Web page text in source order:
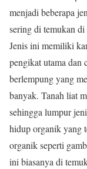
menjadi beberapa
sering di temukan di
Jenis ini memiliki
pengikat utama dan
berlempung yang
banyak. Tanah liat
sehingga lumpur
hidup organik yang
organik seperti
ini biasanya di